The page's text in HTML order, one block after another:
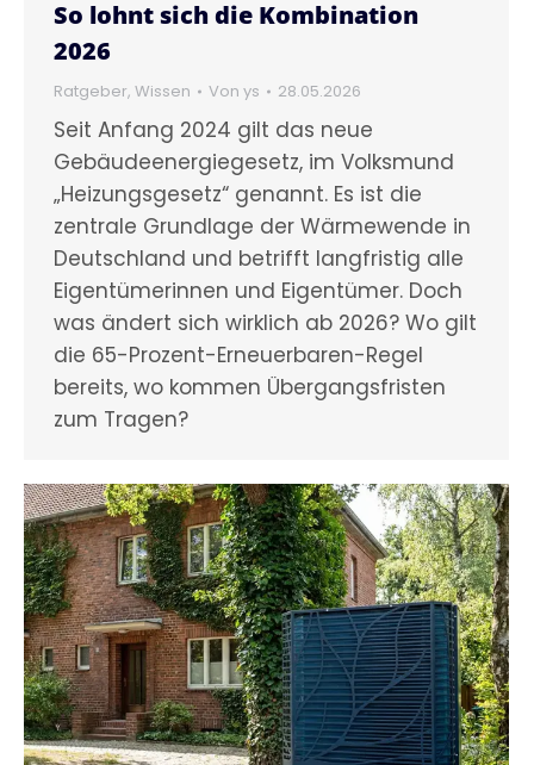
So lohnt sich die Kombination
2026
Ratgeber, Wissen Von ys 28.05.2026
Seit Anfang 2024 gilt das neue
Gebäudeenergiegesetz, im Volksmund
„Heizungsgesetz“ genannt. Es ist die
zentrale Grundlage der Wärmewende in
Deutschland und betrifft langfristig alle
Eigentümerinnen und Eigentümer. Doch
was ändert sich wirklich ab 2026? Wo gilt
die 65-Prozent-Erneuerbaren-Regel
bereits, wo kommen Übergangsfristen
zum Tragen?